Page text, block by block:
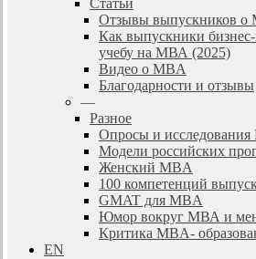
Статьи
Отзывы выпускников о
Как выпускники
учебу на МВА (2025)
Видео о MBA
Благодарности и отзывы
—
Разное
Опросы и исследования
Модели российских
Женский MBA
100 компетенций
GMAT для MBA
Юмор вокруг МВА и
Критика MBA-
EN